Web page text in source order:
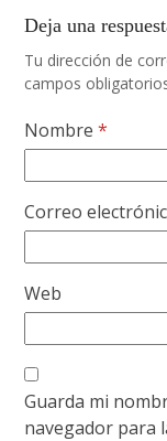
Deja una
Tu dirección de
campos
Nombre*
Correo
Web
Guarda mi
navegador para